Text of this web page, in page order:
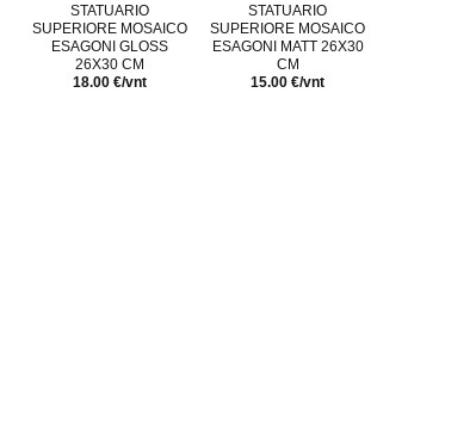
STATUARIO
SUPERIORE MOSAICO
ESAGONI GLOSS
26X30 CM
18.00 €/vnt
STATUARIO
SUPERIORE MOSAICO
ESAGONI MATT 26X30
CM
15.00 €/vnt